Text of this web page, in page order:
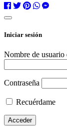
Iniciar sesión
Nombre de
Contraseña
Recuérdame